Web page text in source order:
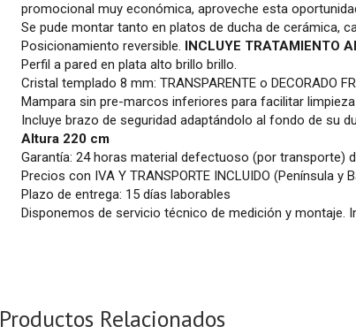
promocional muy económica, aproveche esta
Se pude montar tanto en platos de ducha de cerámica,
Posicionamiento reversible. INCLUYE TRATAMIENTO
Perfil a pared en plata alto brillo brillo.
Cristal templado 8 mm: TRANSPARENTE o DECORADO
Mampara sin pre-marcos inferiores para facilitar limpieza
Incluye brazo de seguridad adaptándolo al fondo de su
Altura 220 cm
Garantía: 24 horas material defectuoso (por transporte)
Precios con IVA Y TRANSPORTE INCLUIDO (Península
Plazo de entrega: 15 días laborables
Disponemos de servicio técnico de medición y montaje.
Productos Relacionados